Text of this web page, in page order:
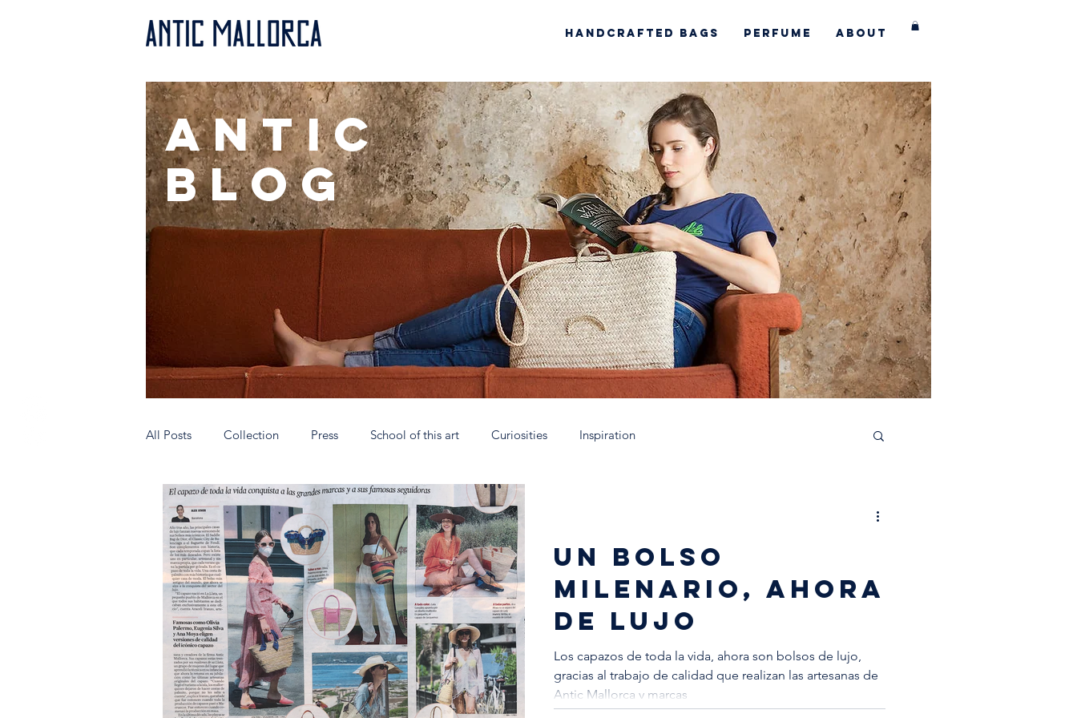
Handcrafted Bags Perfume About
antic
BLOG
All Posts Collection Press School of this art Curiosities Inspiration
Authentic people wear AnticMallorca Talleres Nómadas Mallorca
Very special shops Hecho en España Soy Antic Xtant 2021 La escuela artesana
UN BOLSO
MILENARIO, AHORA
DE LUJO
Los capazos de toda la vida, ahora son bolsos de lujo,
gracias al trabajo de calidad que realizan las artesanas de
Antic Mallorca y marcas